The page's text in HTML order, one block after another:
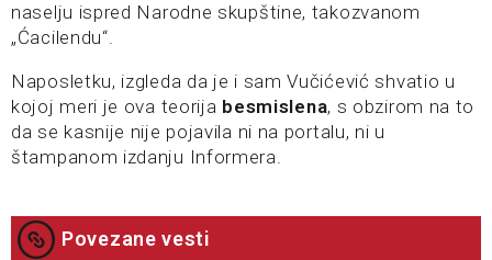
naselju ispred Narodne skupštine, takozvanom
„Ćacilendu“.
Naposletku, izgleda da je i sam Vučićević shvatio u
kojoj meri je ova teorija besmislena, s obzirom na to
da se kasnije nije pojavila ni na portalu, ni u
štampanom izdanju Informera.
Povezane vesti